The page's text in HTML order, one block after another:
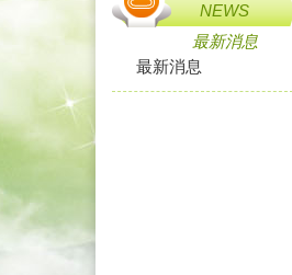
NEWS
最新消息
最新消息